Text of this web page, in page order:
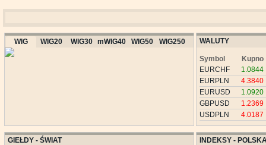
WIG WIG20 WIG30 mWIG40 WIG50 WIG250 WALUTY
Symbol
Kupno
EURCHF
1.0844
EURPLN
4.3840
EURUSD
1.0920
GBPUSD
1.2369
USDPLN
4.0187
GIEŁDY - ŚWIAT INDEKSY -